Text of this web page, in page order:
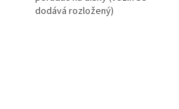
dodává rozložený)